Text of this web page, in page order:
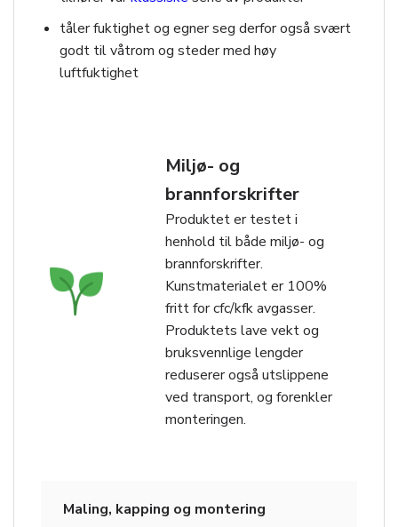
tåler fuktighet og egner seg derfor også svært
godt til våtrom og steder med høy
luftfuktighet
Miljø- og
brannforskrifter
Produktet er testet i
henhold til både miljø- og
brannforskrifter.
Kunstmaterialet er 100%
fritt for cfc/kfk avgasser.
Produktets lave vekt og
bruksvennlige lengder
reduserer også utslippene
ved transport, og forenkler
monteringen.
Maling, kapping og montering